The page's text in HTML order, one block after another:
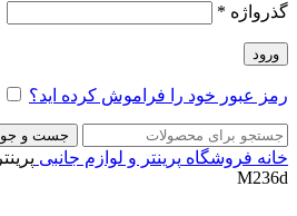
گذرواژه *
ورود
رمز عبور خود را فراموش کرده اید؟
جست و جو
خانه فروشگاه پرینتر و لوازم جانبی
M236d